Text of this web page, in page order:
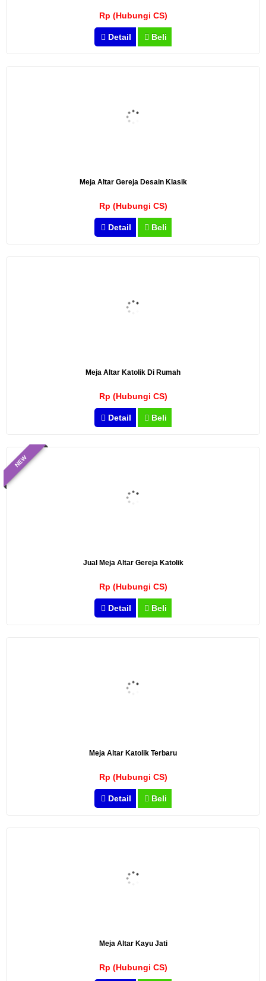
Rp (Hubungi CS)
Detail Beli
Meja Altar Gereja Desain Klasik
Rp (Hubungi CS)
Detail Beli
Meja Altar Katolik Di Rumah
Rp (Hubungi CS)
Detail Beli
NEW
Jual Meja Altar Gereja Katolik
Rp (Hubungi CS)
Detail Beli
Meja Altar Katolik Terbaru
Rp (Hubungi CS)
Detail Beli
Meja Altar Kayu Jati
Rp (Hubungi CS)